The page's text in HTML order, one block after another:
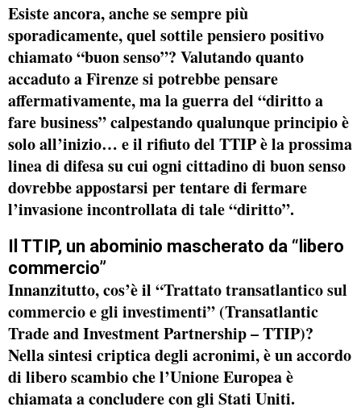
Esiste ancora, anche se sempre più
sporadicamente, quel sottile pensiero positivo
chiamato “buon senso”? Valutando quanto
accaduto a Firenze si potrebbe pensare
affermativamente, ma la guerra del “diritto a
fare business” calpestando qualunque principio è
solo all’inizio… e il rifiuto del TTIP è la prossima
linea di difesa su cui ogni cittadino di buon senso
dovrebbe appostarsi per tentare di fermare
l’invasione incontrollata di tale “diritto”.
Il TTIP, un abominio mascherato da “libero
commercio”
Innanzitutto, cos’è il “Trattato transatlantico sul
commercio e gli investimenti” (Transatlantic
Trade and Investment Partnership – TTIP)?
Nella sintesi criptica degli acronimi, è un accordo
di libero scambio che l’Unione Europea è
chiamata a concludere con gli Stati Uniti.